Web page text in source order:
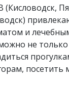
и
не
посетить